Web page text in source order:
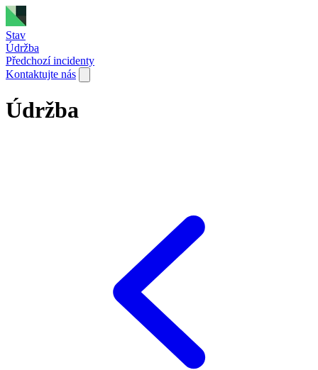
Stav
Údržba
Předchozí incidenty
Kontaktujte nás
Údržba